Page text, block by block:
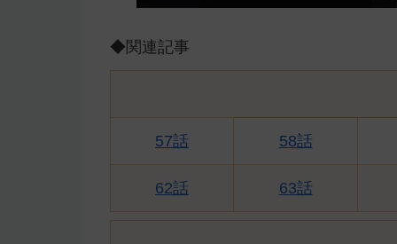
◆関連記事
57話 58話
62話 63話